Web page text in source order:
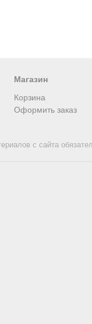
Магазин
Корзина
Оформить заказ
с сайта